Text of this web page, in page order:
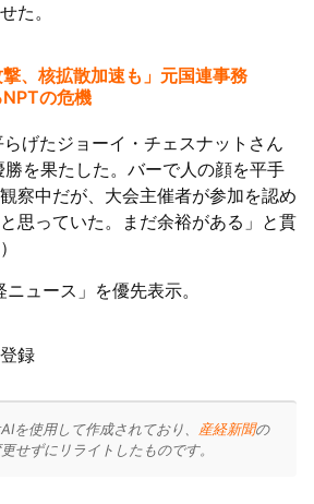
た。
撃、核拡散加速も」元国連事務
の危機
げたジョーイ・チェスナットさん
勝を果たした。バーで人の顔を平手
察中だが、大会主催者が参加を認め
思っていた。まだ余裕がある」と貫
ュース」を優先表示。
録
を使用して作成されており、 産経新聞の
せずにリライトしたものです。